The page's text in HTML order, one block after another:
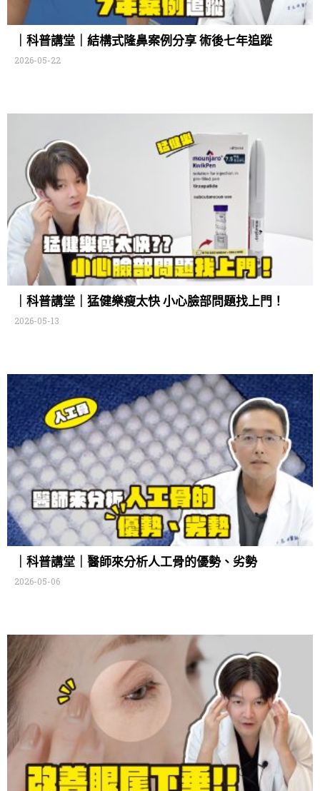
｜科普講堂｜結構式隆鼻案例分享 術後七年追蹤
2026-05-22
｜科普講堂｜猛健樂瘦太快 小心臉部問題找上門！
2026-05-13
｜科普講堂｜醫師來分析人工骨的優勢、劣勢
2026-05-06